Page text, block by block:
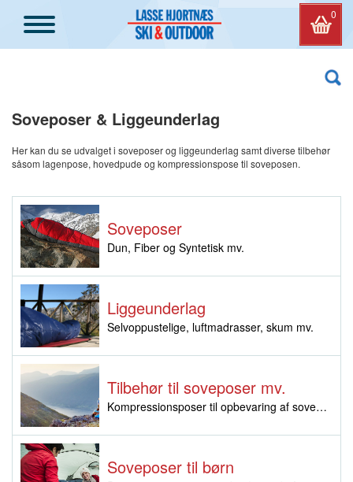
0
Soveposer & Liggeunderlag
Her kan du se udvalget i soveposer og liggeunderlag samt diverse tilbehør
såsom lagenpose, hovedpude og kompressionspose til soveposen.
Soveposer
Dun, Fiber og Syntetisk mv.
Liggeunderlag
Selvoppustelige, luftmadrasser, skum mv.
Tilbehør til soveposer mv.
Kompressionsposer til opbevaring af soveposer, lagenposer mv.
Soveposer til børn